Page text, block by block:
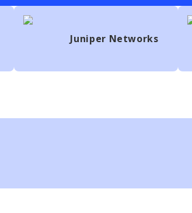
Juniper Networks